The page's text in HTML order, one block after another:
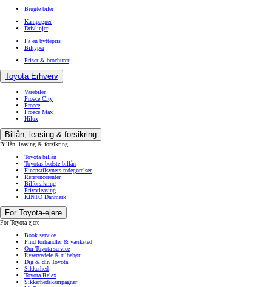
Brugte biler
Kampagner
Drivlinjer
Få en byttepris
Biltyper
Priser & brochurer
Toyota Erhverv
Varebiler
Proace City
Proace
Proace Max
Hilux
Billån, leasing & forsikring
Billån, leasing & forsikring
Toyota billån
Toyotas bedste billån
Finanstilsynets redegørelser
Referencerenter
Bilforsikring
Privatleasing
KINTO Danmark
For Toyota-ejere
For Toyota-ejere
Book service
Find forhandler & værksted
Om Toyota service
Reservedele & tilbehør
Dig & din Toyota
Sikkerhed
Toyota Relax
Sikkerhedskampagner